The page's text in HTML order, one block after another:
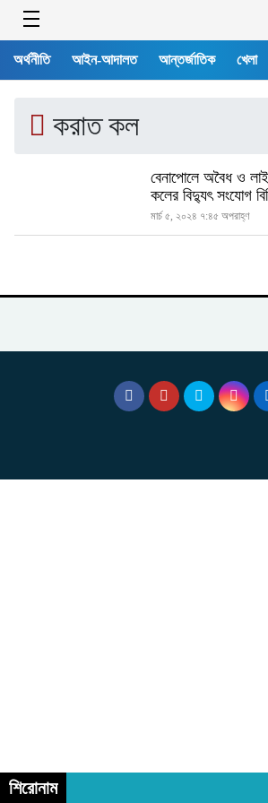
অর্থনীতি আইন-আদালত আন্তর্জাতিক খেলা
করাত কল
বেনাপোলে অবৈধ ও
কলের বিদ্যুৎ সংযোগ
মার্চ ৫, ২০২৪ ৭:৪৫ অপরাহ্ণ
শিরোনাম